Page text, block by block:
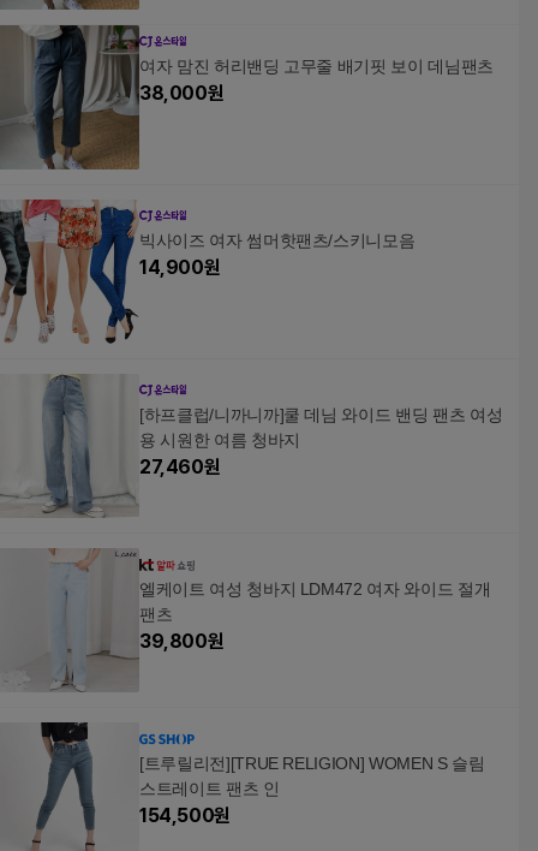
여자 맘진 허리밴딩 고무줄 배기핏 보이 데님팬츠
38,000원
빅사이즈 여자 썸머핫팬츠/스키니모음
14,900원
[하프클럽/니까니까]쿨 데님 와이드 밴딩 팬츠 여성
용 시원한 여름 청바지
27,460원
엘케이트 여성 청바지 LDM472 여자 와이드 절개
팬츠
39,800원
[트루릴리전][TRUE RELIGION] WOMEN S 슬림
스트레이트 팬츠 인
154,500원